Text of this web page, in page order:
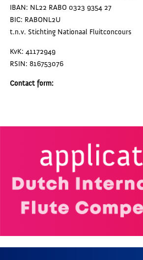
IBAN: NL22 RABO 0323 9354 27
BIC: RABONL2U
t.n.v. Stichting Nationaal Fluitconcours
KvK: 41172949
RSIN: 816753076
Contact form: